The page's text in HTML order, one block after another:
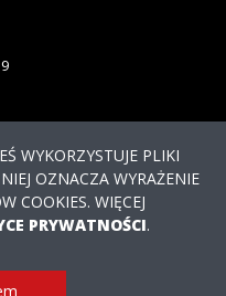
Potrzebujesz
pomocy?
WYKORZYSTUJE PLIKI
OZNACZA WYRAŻENIE
COOKIES. WIĘCEJ
PRYWATNOŚCI.
WSZYSTKIE PRAWA